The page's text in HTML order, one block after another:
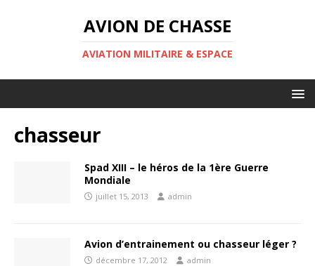
AVION DE CHASSE
AVIATION MILITAIRE & ESPACE
chasseur
Spad XIII – le héros de la 1ère Guerre
Mondiale
juillet 15, 2013 admin
Avion d’entrainement ou chasseur léger ?
décembre 17, 2012 admin